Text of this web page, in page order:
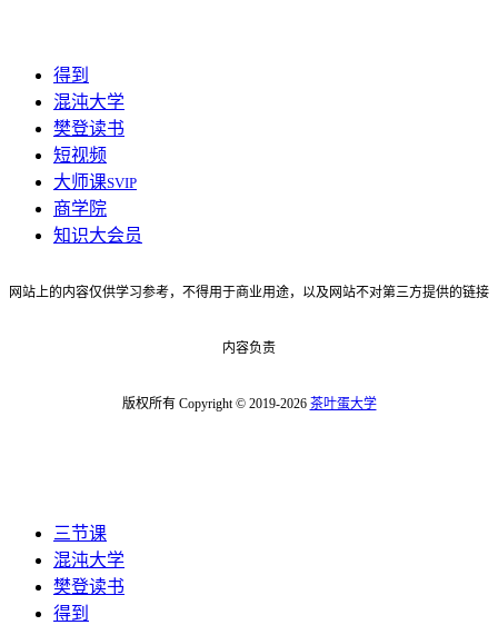
得到
混沌大学
樊登读书
短视频
大师课SVIP
商学院
知识大会员
网站上的内容仅供学习参考，不得用于商业用途，以及网站不对第三方提供的链接
内容负责
版权所有 Copyright © 2019-2026 茶叶蛋大学
三节课
混沌大学
樊登读书
得到